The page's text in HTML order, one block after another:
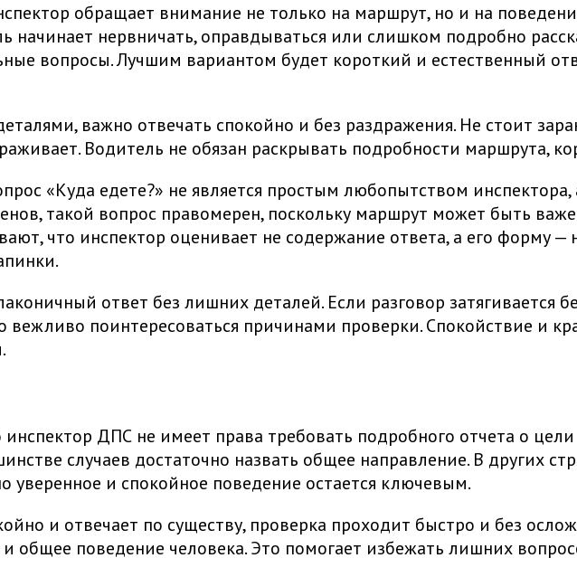
обращает внимание не только на маршрут, но и на
начинает нервничать, оправдываться или слишком подробно
вопросы. Лучшим вариантом будет короткий и естественный
важно отвечать спокойно и без раздражения. Не стоит
Водитель не обязан раскрывать подробности маршрута,
«Куда едете?» не является простым любопытством инспектора,
такой вопрос правомерен, поскольку маршрут может быть
что инспектор оценивает не содержание ответа, а его форму —
ответ без лишних деталей. Если разговор затягивается
вежливо поинтересоваться причинами проверки. Спокойствие и
ДПС не имеет права требовать подробного отчета о
случаев достаточно назвать общее направление. В других
уверенное и спокойное поведение остается ключевым.
и отвечает по существу, проверка проходит быстро и без
общее поведение человека. Это помогает избежать лишних